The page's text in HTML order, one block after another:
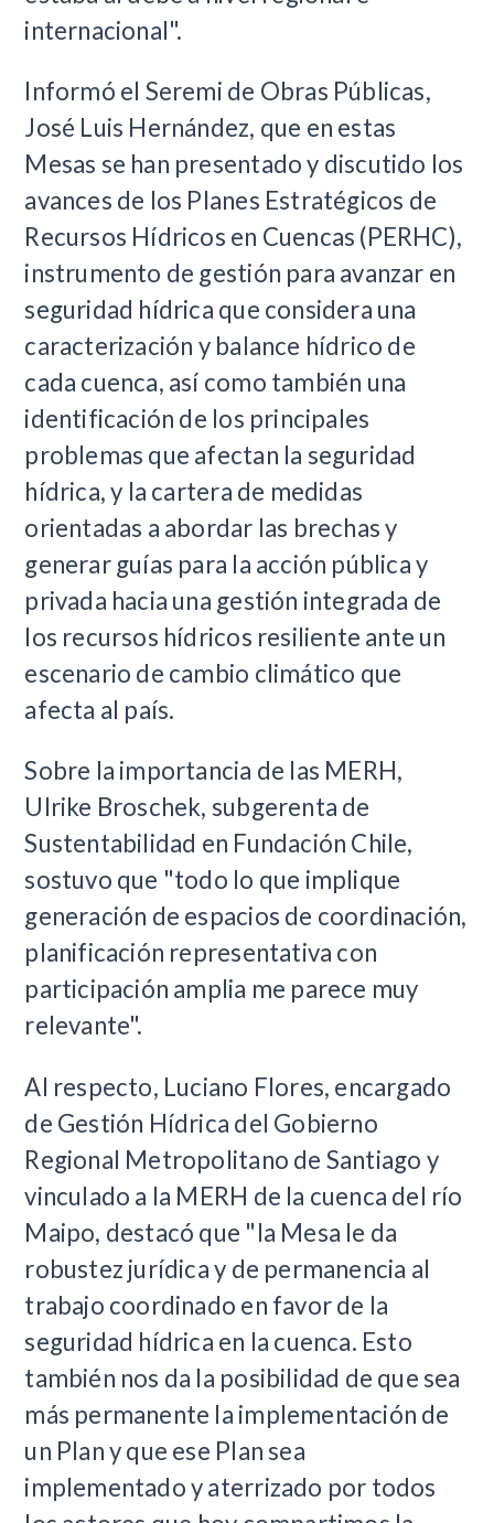
internacional".
Informó el Seremi de Obras Públicas,
José Luis Hernández, que en estas
Mesas se han presentado y discutido los
avances de los Planes Estratégicos de
Recursos Hídricos en Cuencas (PERHC),
instrumento de gestión para avanzar en
seguridad hídrica que considera una
caracterización y balance hídrico de
cada cuenca, así como también una
identificación de los principales
problemas que afectan la seguridad
hídrica, y la cartera de medidas
orientadas a abordar las brechas y
generar guías para la acción pública y
privada hacia una gestión integrada de
los recursos hídricos resiliente ante un
escenario de cambio climático que
afecta al país.
Sobre la importancia de las MERH,
Ulrike Broschek, subgerenta de
Sustentabilidad en Fundación Chile,
sostuvo que "todo lo que implique
generación de espacios de coordinación,
planificación representativa con
participación amplia me parece muy
relevante".
Al respecto, Luciano Flores, encargado
de Gestión Hídrica del Gobierno
Regional Metropolitano de Santiago y
vinculado a la MERH de la cuenca del río
Maipo, destacó que "la Mesa le da
robustez jurídica y de permanencia al
trabajo coordinado en favor de la
seguridad hídrica en la cuenca. Esto
también nos da la posibilidad de que sea
más permanente la implementación de
un Plan y que ese Plan sea
implementado y aterrizado por todos